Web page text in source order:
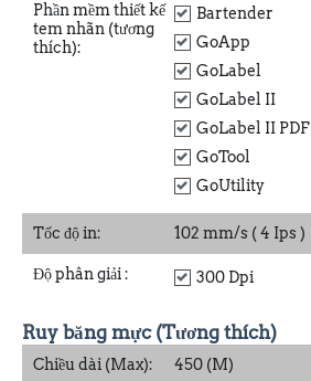
Phần mềm thiết kế
tem nhãn (tương
thích):
Bartender
GoApp
GoLabel
GoLabel II
GoLabel II PDF
GoTool
GoUtility
Tốc độ in: 102 mm/s ( 4 Ips )
Độ phân giải: 300 Dpi
Ruy băng mực (Tương thích)
Chiều dài (Max): 450 (M)